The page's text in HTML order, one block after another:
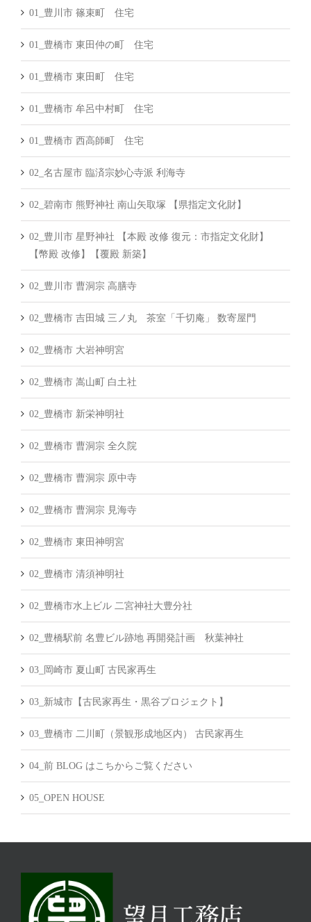
01_豊川市 篠束町 住宅
01_豊橋市 東田仲の町 住宅
01_豊橋市 東田町 住宅
01_豊橋市 牟呂中村町 住宅
01_豊橋市 西高師町 住宅
02_名古屋市 臨済宗妙心寺派 利海寺
02_碧南市 熊野神社 南山矢取塚 【県指定文化財】
02_豊川市 星野神社 【本殿 改修 復元：市指定文化財】
【幣殿 改修】【覆殿 新築】
02_豊川市 曹洞宗 高膳寺
02_豊橋市 吉田城 三ノ丸 茶室「千切庵」 数寄屋門
02_豊橋市 大岩神明宮
02_豊橋市 嵩山町 白土社
02_豊橋市 新栄神明社
02_豊橋市 曹洞宗 全久院
02_豊橋市 曹洞宗 原中寺
02_豊橋市 曹洞宗 見海寺
02_豊橋市 東田神明宮
02_豊橋市 清須神明社
02_豊橋市水上ビル 二宮神社大豊分社
02_豊橋駅前 名豊ビル跡地 再開発計画 秋葉神社
03_岡崎市 夏山町 古民家再生
03_新城市【古民家再生・黒谷プロジェクト】
03_豊橋市 二川町（景観形成地区内） 古民家再生
04_前 BLOG はこちからご覧ください
05_OPEN HOUSE